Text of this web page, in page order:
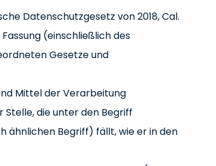
Datenschutzgesetz von 2018, Cal.
(einschließlich des
Gesetze und
Mittel der Verarbeitung
die unter den Begriff
ähnlichen Begriff) fällt, wie er in den